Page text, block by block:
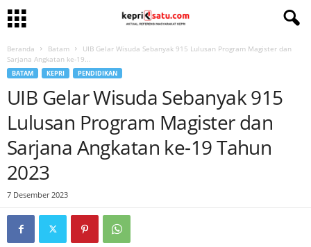
Beranda Batam
UIB Gelar Wisuda Sebanyak 915 Lulusan Program Magister dan
Sarjana Angkatan ke-19...
BATAM KEPRI PENDIDIKAN
UIB Gelar Wisuda Sebanyak 915
Lulusan Program Magister dan
Sarjana Angkatan ke-19 Tahun
2023
7 Desember 2023